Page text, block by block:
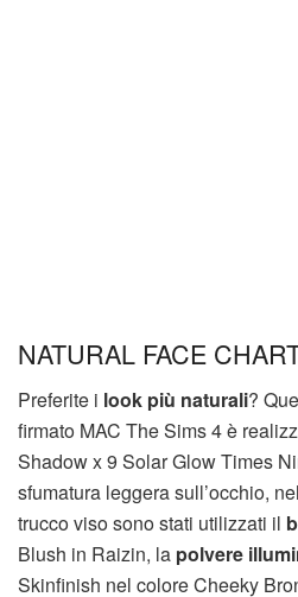
NATURAL FACE
Preferite i look più naturali?
firmato MAC The Sims 4 è
Shadow x 9 Solar Glow Times
sfumatura leggera sull’occhio,
trucco viso sono stati utilizzati il
Blush in Raizin, la polvere
Skinfinish nel colore Cheeky